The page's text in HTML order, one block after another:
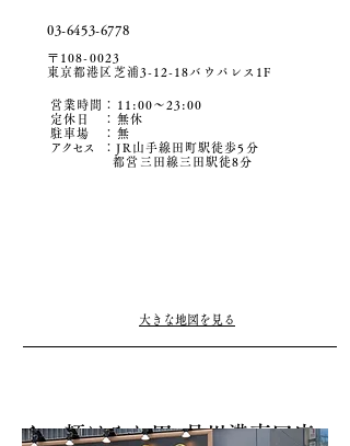
03-6453-6778
〒108-0023
東京都港区芝浦3-12-18バウパレス1F
営業時間：11:00〜23:00
定休日 ：無休
駐車場
​ ：無
アクセ ス
：JR山手線田町駅徒歩5分
都営三田線三田駅徒8分
大きな地図を見る
らぁ麺はやし田 品川港南口店